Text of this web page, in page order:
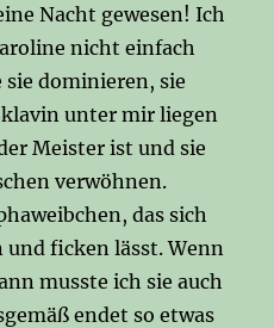
Nacht gewesen! Ich
nicht einfach
dominieren, sie
unter mir liegen
Meister ist und sie
verwöhnen.
das sich
ficken lässt. Wenn
musste ich sie auch
endet so etwas